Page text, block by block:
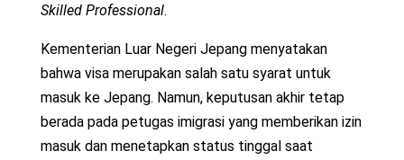
Skilled Professional.
Kementerian Luar Negeri Jepang menyatakan
bahwa visa merupakan salah satu syarat untuk
masuk ke Jepang. Namun, keputusan akhir tetap
berada pada petugas imigrasi yang memberikan izin
masuk dan menetapkan status tinggal saat